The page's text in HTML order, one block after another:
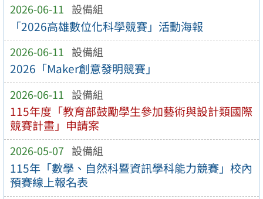
2026-06-11 設備組
「2026高雄數位化科學競賽」活動海報
2026-06-11 設備組
2026「Maker創意發明競賽」
2026-06-11 設備組
115年度「教育部鼓勵學生參加藝術與設計類國際
競賽計畫」申請案
2026-05-07 設備組
115年「數學、自然科暨資訊學科能力競賽」校內
預賽線上報名表